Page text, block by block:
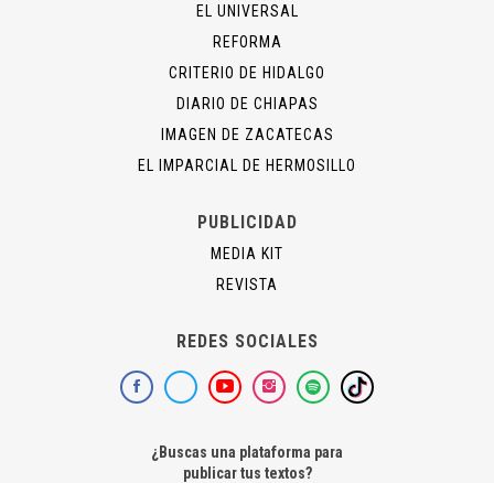
EL UNIVERSAL
REFORMA
CRITERIO DE HIDALGO
DIARIO DE CHIAPAS
IMAGEN DE ZACATECAS
EL IMPARCIAL DE HERMOSILLO
PUBLICIDAD
MEDIA KIT
REVISTA
REDES SOCIALES
¿Buscas una plataforma para
publicar tus textos?